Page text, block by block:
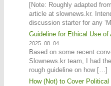
[Note: Roughly adapted
article at slownews.kr.
discussion starter for any
Guideline for Ethical Use of
2025. 08. 04.
Based on some recent
Slownews.kr team, I had
rough guideline on how […]
How (Not) to Cover